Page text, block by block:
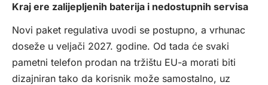
Kraj ere zalijepljenih baterija i nedostupnih servisa
Novi paket regulativa uvodi se postupno, a vrhunac
doseže u veljači 2027. godine. Od tada će svaki
pametni telefon prodan na tržištu EU-a morati biti
dizajniran tako da korisnik može samostalno, uz